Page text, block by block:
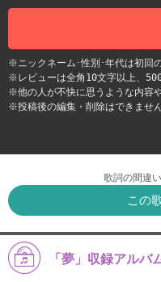
※ニックネーム･性別･年代は初回
※レビューは全角10文字以上、
※他の人が不快に思うような内容
※投稿後の編集・削除はできません
歌詞の間違
この
「夢」収録アルバ